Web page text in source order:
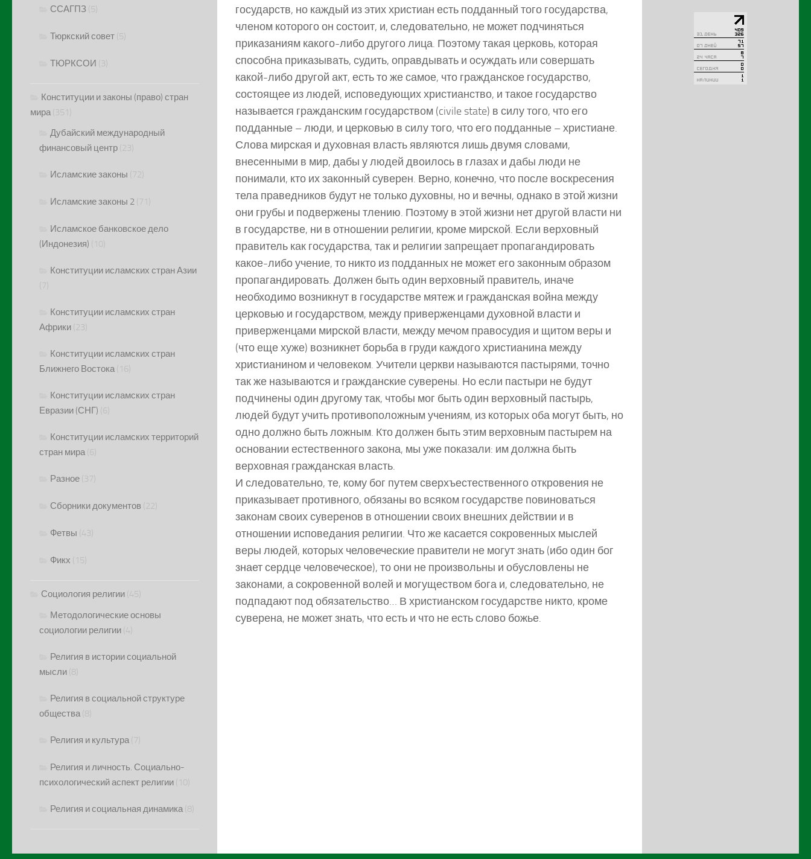
государств, но каждый из этих христиан есть подданный того государства,
членом которого он состоит, и, следовательно, не может подчиняться
приказаниям какого-либо другого лица. Поэтому такая церковь, которая
способна приказывать, судить, оправдывать и осуждать или совершать
какой-либо другой акт, есть то же самое, что гражданское государство,
состоящее из людей, исповедующих христианство, и такое государство
называется гражданским государством (civile state) в силу того, что его
подданные – люди, и церковью в силу того, что его подданные – христиане.
Слова мирская и духовная власть являются лишь двумя словами,
внесенными в мир, дабы у людей двоилось в глазах и дабы люди не
понимали, кто их законный суверен. Верно, конечно, что после воскресения
тела праведников будут не только духовны, но и вечны, однако в этой жизни
они грубы и подвержены тлению. Поэтому в этой жизни нет другой власти ни
в государстве, ни в отношении религии, кроме мирской. Если верховный
правитель как государства, так и религии запрещает пропагандировать
какое-либо учение, то никто из подданных не может его законным образом
пропагандировать. Должен быть один верховный правитель, иначе
необходимо возникнут в государстве мятеж и гражданская война между
церковью и государством, между приверженцами духовной власти и
приверженцами мирской власти, между мечом правосудия и щитом веры и
(что еще хуже) возникнет борьба в груди каждого христианина между
христианином и человеком. Учители церкви называются пастырями, точно
так же называются и гражданские суверены. Но если пастыри не будут
подчинены один другому так, чтобы мог быть один верховный пастырь,
людей будут учить противоположным учениям, из которых оба могут быть, но
одно должно быть ложным. Кто должен быть этим верховным пастырем на
основании естественного закона, мы уже показали: им должна быть
верховная гражданская власть.
И следовательно, те, кому бог путем сверхъестественного откровения не
приказывает противного, обязаны во всяком государстве повиноваться
законам своих суверенов в отношении своих внешних действии и в
отношении исповедания религии. Что же касается сокровенных мыслей
веры людей, которых человеческие правители не могут знать (ибо один бог
знает сердце человеческое), то они не произвольны и обусловлены не
законами, а сокровенной волей и могуществом бога и, следовательно, не
подпадают под обязательство… В христианском государстве никто, кроме
суверена, не может знать, что есть и что не есть слово божье.
ССАГПЗ (5)
Тюркский совет (5)
ТЮРКСОИ (3)
Конституции и законы (право) стран
мира (351)
Дубайский международный
финансовый центр (23)
Исламские законы (72)
Исламские законы 2 (71)
Исламское банковское дело
(Индонезия) (10)
Конституции исламских стран Азии
(7)
Конституции исламских стран
Африки (23)
Конституции исламских стран
Ближнего Востока (16)
Конституции исламских стран
Евразии (СНГ) (6)
Конституции исламских территорий
стран мира (6)
Разное (37)
Сборники документов (22)
Фетвы (43)
Фикх (15)
Социология религии (45)
Методологические основы
социологии религии (4)
Религия в истории социальной
мысли (8)
Религия в социальной структуре
общества (8)
Религия и культура (7)
Религия и личность. Социально-
психологический аспект религии (10)
Религия и социальная динамика (8)